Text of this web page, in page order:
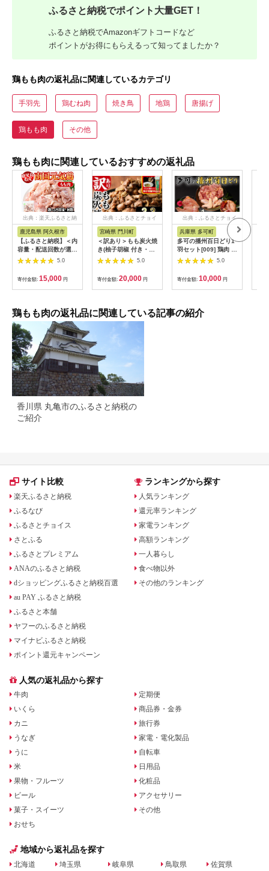
ふるさと納税でポイント大量GET！
ふるさと納税でAmazonギフトコードなど
ポイントがお得にもらえるって知ってましたか？
鶏もも肉の返礼品に関連しているカテゴリ
手羽先 鶏むね肉 焼き鳥 地鶏 唐揚げ
鶏もも肉 その他
鶏もも肉に関連しているおすすめの返礼品
出典：楽天ふるさと納
鹿児島県 阿久根市
【ふるさと納税】＜内
容量・配送回数が選べ
る！＞鹿児島県産！南
国元気鶏 もも肉(計
2.5〜7.5kg) 国産 九
州産 鹿児島産 鶏肉 鶏
モモ 鶏もも モモ肉 小
便 Aセット Bセット
【さるがく水産】
5.0
寄付金額: 15,000 円
出典：ふるさとチョイ
宮崎県 門川町
＜訳あり＞もも炭火焼
き(柚子胡椒 付き・計
3.3kg・300g×11P)小
分け 真空パック おつ
まみ 鶏肉 とりにく 鳥
肉 柚子胡椒 モモ肉 も
も肉【V-37】【味鶏
5.0
寄付金額: 20,000 円
出典：ふるさとチョイ
兵庫県 多可町
多可の播州百日どり1
羽セット[009] 鶏肉 も
も肉 むね肉 ささみ 手
羽先 手羽元 肝 砂肝
１羽分 播州百日どり
冷蔵
5.0
寄付金額: 10,000 円
鶏もも肉の返礼品に関連している記事の紹介
香川県 丸亀市のふるさと納税の
ご紹介
サイト比較
楽天ふるさと納税
ふるなび
ふるさとチョイス
さとふる
ふるさとプレミアム
ANAのふるさと納税
dショッピングふるさと納税百選
au PAY ふるさと納税
ふるさと本舗
ヤフーのふるさと納税
マイナビふるさと納税
ポイント還元キャンペーン
ランキングから探す
人気ランキング
還元率ランキング
家電ランキング
高額ランキング
一人暮らし
食べ物以外
その他のランキング
人気の返礼品から探す
牛肉
いくら
カニ
うなぎ
うに
米
果物・フルーツ
ビール
菓子・スイーツ
おせち
定期便
商品券・金券
旅行券
家電・電化製品
自転車
日用品
化粧品
アクセサリー
その他
地域から返礼品を探す
北海道 埼玉県 岐阜県 鳥取県 佐賀県